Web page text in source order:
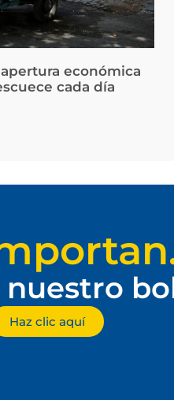
económica
cada día
Haz clic aquí